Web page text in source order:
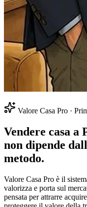
Valore Casa Pro ·
Vendere casa a
non dipende
metodo.
Valore Casa Pro è il
valorizza e porta sul
pensata per attrarre